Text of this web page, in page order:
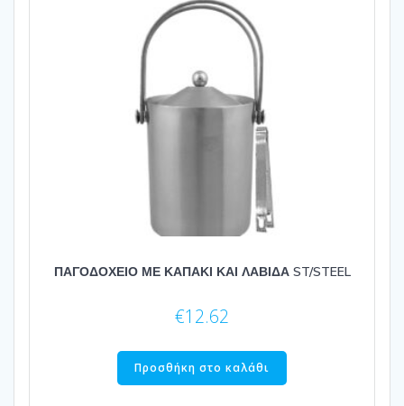
ΠΑΓΟΔΟΧΕΙΟ ΜΕ ΚΑΠΑΚΙ ΚΑΙ ΛΑΒΙΔΑ ST/STEEL
€12.62
Προσθήκη στο καλάθι